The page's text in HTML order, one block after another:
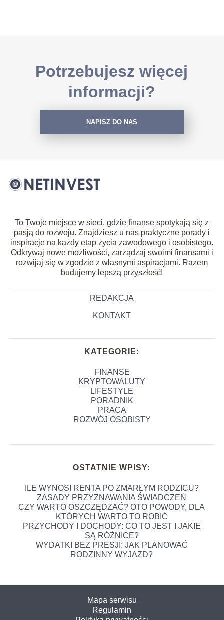
Potrzebujesz więcej
informacji?
NAPISZ DO NAS
To Twoje miejsce w sieci, gdzie finanse spotykają się z
pasją do rozwoju. Znajdziesz u nas praktyczne porady i
inspiracje na każdy etap życia zawodowego i osobistego.
Odkrywaj nowe możliwości, zarządzaj swoimi finansami i
rozwijaj się w zgodzie z własnymi aspiracjami. Razem
budujemy lepszą przyszłość!
REDAKCJA
KONTAKT
KATEGORIE:
FINANSE
KRYPTOWALUTY
LIFESTYLE
PORADNIK
PRACA
ROZWÓJ OSOBISTY
OSTATNIE WPISY:
ILE WYNOSI RENTA PO ZMARŁYM RODZICU?
ZASADY PRZYZNAWANIA ŚWIADCZEŃ
CZY WARTO OSZCZĘDZAĆ? OTO POWODY, DLA
KTÓRYCH WARTO TO ROBIĆ
PRZYCHODY I DOCHODY: CO TO JEST I JAKIE
SĄ RÓŻNICE?
WYDATKI BEZ PRESJI: JAK PLANOWAĆ
RODZINNY WYJAZD?
Mapa serwisu
Regulamin